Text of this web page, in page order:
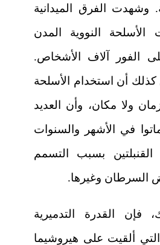
الفرق الميدانية
النووية المدن
الفور آلاف الأشخاص.
أن استخدام الأسلحة
ولا مكان، وأن العديد
في الأشهر والسنوات
القنبلتين بسبب التسمم
السرطان وغيرها.
فإن القدرة التدميرية
التي ألقيت على هيروشيما